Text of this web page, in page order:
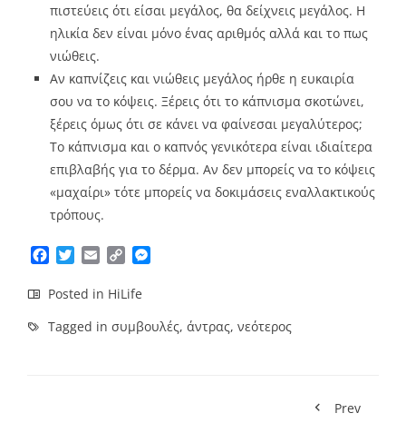
πιστεύεις ότι είσαι μεγάλος, θα δείχνεις μεγάλος. Η
ηλικία δεν είναι μόνο ένας αριθμός αλλά και το πως
νιώθεις.
Αν καπνίζεις και νιώθεις μεγάλος ήρθε η ευκαιρία
σου να το κόψεις. Ξέρεις ότι το κάπνισμα σκοτώνει,
ξέρεις όμως ότι σε κάνει να φαίνεσαι μεγαλύτερος;
Το κάπνισμα και ο καπνός γενικότερα είναι ιδιαίτερα
επιβλαβής για το δέρμα. Αν δεν μπορείς να το κόψεις
«μαχαίρι» τότε μπορείς να δοκιμάσεις εναλλακτικούς
τρόπους.
Facebook
TwitterEmailCopy
Posted in HiLife
Tagged in συμβουλές, άντρας, νεότερος
Prev